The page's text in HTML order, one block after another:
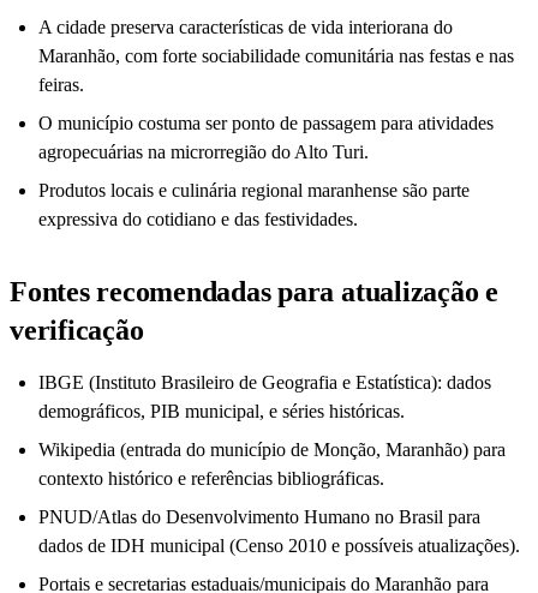
A cidade preserva características de vida interiorana do
Maranhão, com forte sociabilidade comunitária nas festas e nas
feiras.
O município costuma ser ponto de passagem para atividades
agropecuárias na microrregião do Alto Turi.
Produtos locais e culinária regional maranhense são parte
expressiva do cotidiano e das festividades.
Fontes recomendadas para atualização e
verificação
IBGE (Instituto Brasileiro de Geografia e Estatística): dados
demográficos, PIB municipal, e séries históricas.
Wikipedia (entrada do município de Monção, Maranhão) para
contexto histórico e referências bibliográficas.
PNUD/Atlas do Desenvolvimento Humano no Brasil para
dados de IDH municipal (Censo 2010 e possíveis atualizações).
Portais e secretarias estaduais/municipais do Maranhão para